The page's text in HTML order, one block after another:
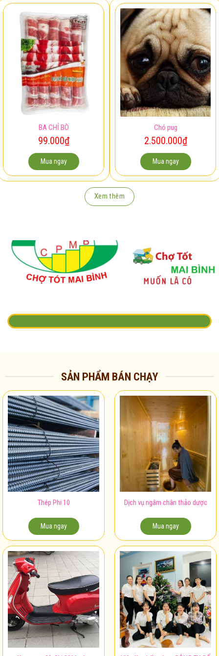
99.000₫
Mua ngay
Chó pug
2.500.000₫
Mua ngay
SẢN PHẨM BÁN CHẠY
Thép Phi 10
Mua ngay
Dịch vụ ngâm chân thảo dược
Mua ngay